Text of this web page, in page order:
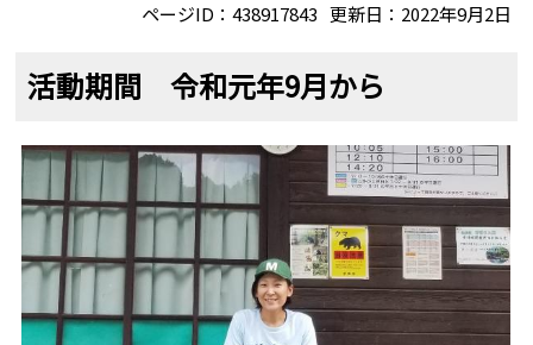
ページID：438917843 更新日：2022年9月2日
活動期間 令和元年9月から